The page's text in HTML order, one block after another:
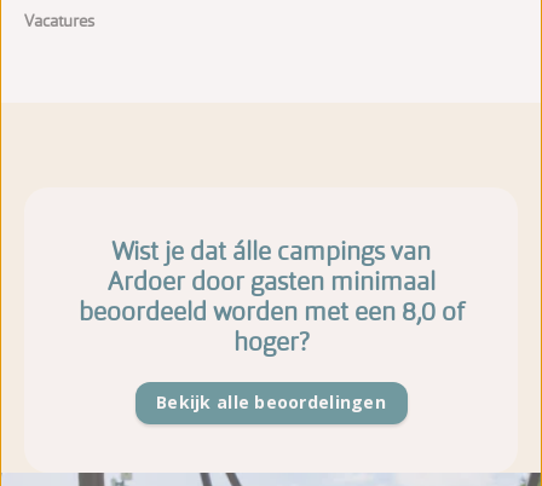
Vacatures
Wist je dat álle campings van
Ardoer door gasten minimaal
beoordeeld worden met een 8,0 of
hoger?
Bekijk alle beoordelingen